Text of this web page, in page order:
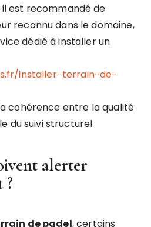
est recommandé de
reconnu dans le domaine,
dédié à installer un
installer-terrain-de-
cohérence entre la qualité
du suivi structurel.
alerter
?
de padel, certains